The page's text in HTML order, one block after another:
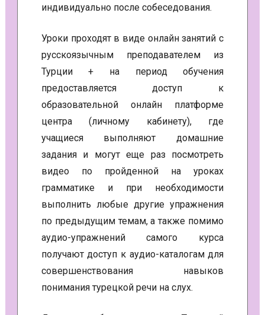
индивидуально после собеседования.
Уроки проходят в виде онлайн занятий с
русскоязычным преподавателем из
Турции + на период обучения
предоставляется доступ к
образовательной онлайн платформе
центра (личному кабинету), где
учащиеся выполняют домашние
задания и могут еще раз посмотреть
видео по пройденной на уроках
грамматике и при необходимости
выполнить любые другие упражнения
по предыдущим темам, а также помимо
аудио-упражнений самого курса
получают доступ к аудио-каталогам для
совершенствования навыков
понимания турецкой речи на слух.